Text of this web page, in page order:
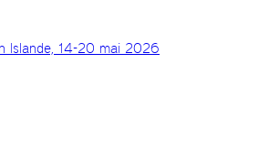
Islande, 14-20 mai 2026